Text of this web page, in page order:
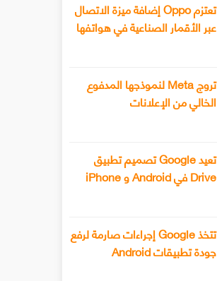
تعتزم Oppo إضافة ميزة الاتصال
عبر الأقمار الصناعية في هواتفها
تروج Meta لنموذجها المدفوع
الخالي من الإعلانات
تعيد Google تصميم تطبيق
Drive في Android و iPhone
تتخذ Google إجراءات صارمة لرفع
جودة تطبيقات Android